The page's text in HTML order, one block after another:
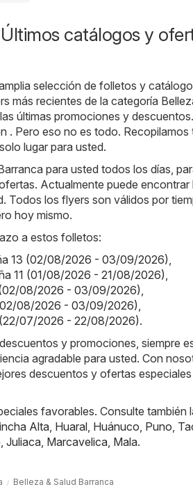
catálogos y
selección de folletos y
más recientes de la categoría
últimas promociones y
. Pero eso no es todo. Recopilamos
lugar para usted.
para usted todos los días,
Actualmente puede encontrar
Todos los flyers son válidos por
hoy mismo.
a estos folletos:
13 (02/08/2026 - 03/09/2026),
11 (01/08/2026 - 21/08/2026),
(02/08/2026 - 03/09/2026),
08/2026 - 03/09/2026),
07/2026 - 22/08/2026).
y promociones, siempre
agradable para usted. Con
descuentos y ofertas especiales
favorables. Consulte también
Alta, Huaral, Huánuco, Puno,
, Juliaca, Marcavelica, Mala.
Belleza & Salud Barranca